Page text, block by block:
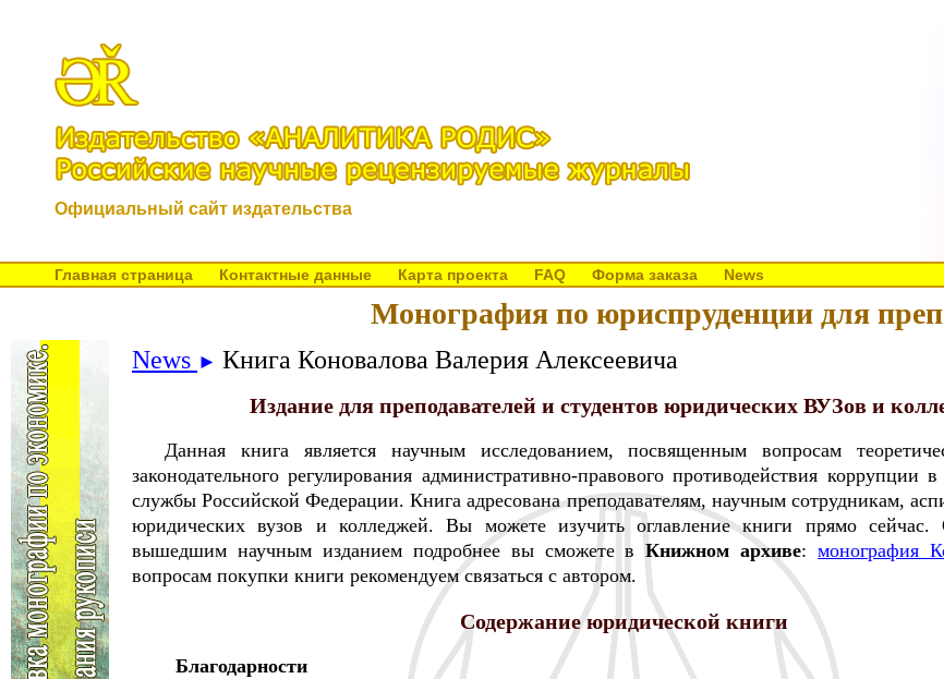
Официальный сайт издательства
Главная страница Контактные данные Карта проекта FAQ Форма заказа News
Монография по юриспруденции для
News ► Книга Коновалова Валерия Алексеевича
Издание для преподавателей и студентов юридических ВУЗов и
Данная книга является научным исследованием, посвященным вопросам
законодательного регулирования административно-правового противодействия коррупции
службы Российской Федерации. Книга адресована преподавателям, научным сотрудникам,
юридических вузов и колледжей. Вы можете изучить оглавление книги прямо сейчас.
вышедшим научным изданием подробнее вы сможете вКнижном архиве:монография
вопросам покупки книги рекомендуем связаться с автором.
Содержание юридической книги
Благодарности